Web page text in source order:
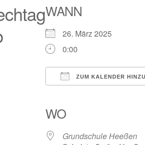
WANN
26. März 2025
0:00
ZUM KALENDER
WO
Grundschule Heeßen